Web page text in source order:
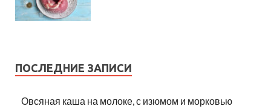
ПОСЛЕДНИЕ ЗАПИСИ
Овсяная каша на молоке, с изюмом и морковью